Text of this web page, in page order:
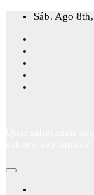
Skip
content
Sáb. Ago